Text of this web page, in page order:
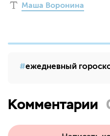
Маша Воронина
ежедневный
Комментарии